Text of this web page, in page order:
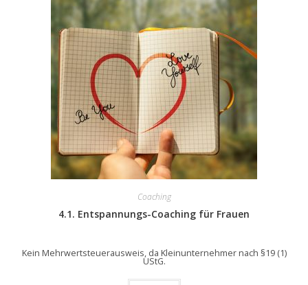
Coaching
4.1. Entspannungs-Coaching für Frauen
Kein Mehrwertsteuerausweis, da Kleinunternehmer nach §19 (1)
UStG.